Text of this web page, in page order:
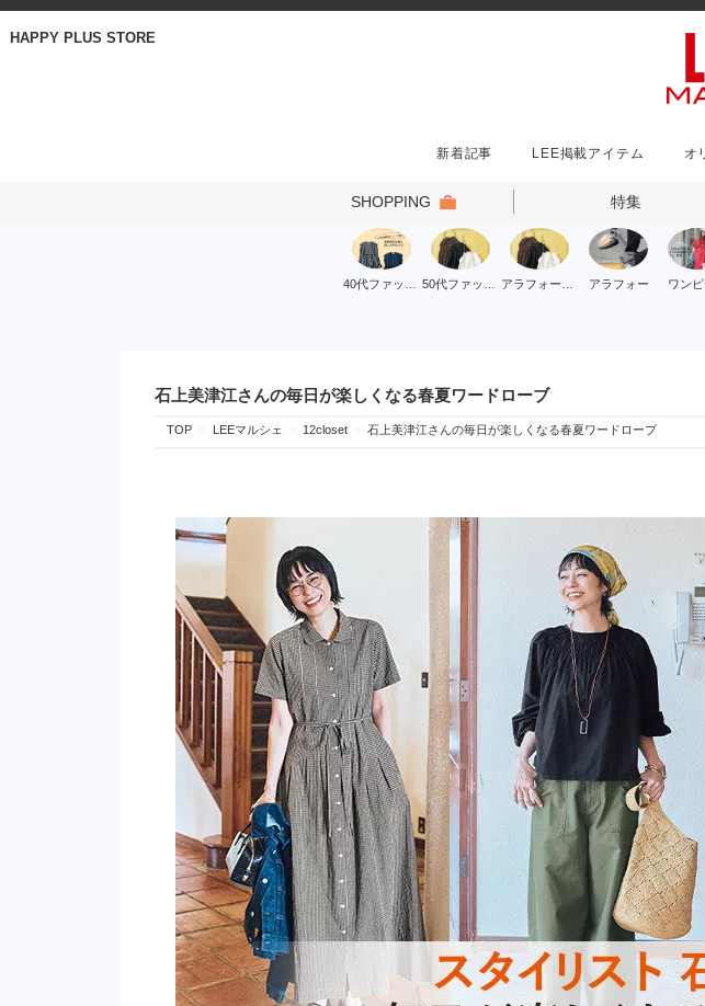
HAPPY PLUS STORE
新着記事 LEE掲載アイテム オ
SHOPPING 特集
アラフォー ワン
石上美津江さんの毎日が楽しくなる春夏ワードローブ
TOP LEEマルシェ 12closet 石上美津江さんの毎日が楽しくなる春夏ワードローブ